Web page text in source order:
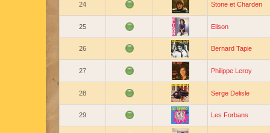
24 Stone et Charden
25 Elison
26 Bernard Tapie
27 Philippe Leroy
28 Serge Delisle
29 Les Forbans